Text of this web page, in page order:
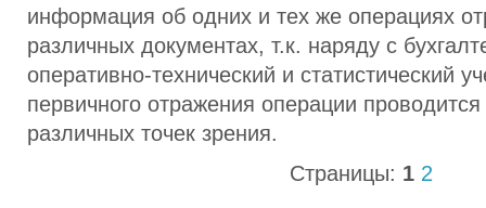
информация об одних и тех же операциях
различных документах, т.к. наряду с
оперативно-технический и статистический
первичного отражения операции
различных точек зрения.
Страницы: 1 2